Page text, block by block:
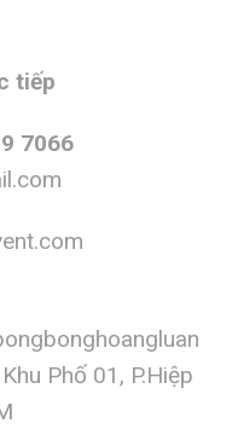
tiếp
7066
Phố 01, P.Hiệp